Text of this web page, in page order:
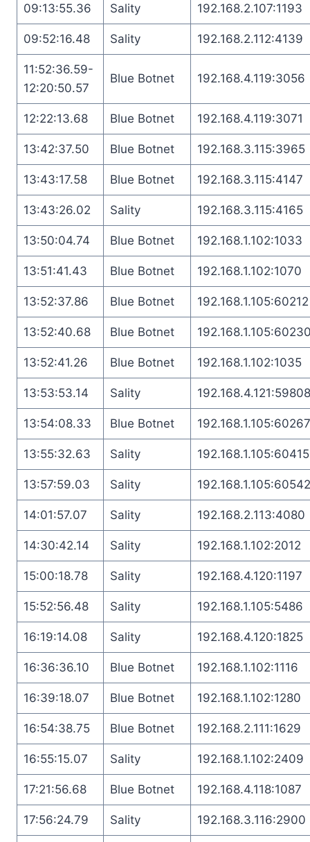
09:13:55.36 Sality 192.168.2.107:1193
09:52:16.48 Sality 192.168.2.112:4139
11:52:36.59-
12:20:50.57
Blue Botnet 192.168.4.119:3056
12:22:13.68 Blue Botnet 192.168.4.119:3071
13:42:37.50 Blue Botnet 192.168.3.115:3965
13:43:17.58 Blue Botnet 192.168.3.115:4147
13:43:26.02 Sality 192.168.3.115:4165
13:50:04.74 Blue Botnet 192.168.1.102:1033
13:51:41.43 Blue Botnet 192.168.1.102:1070
13:52:37.86 Blue Botnet 192.168.1.105:60212
13:52:40.68 Blue Botnet
13:52:41.26 Blue Botnet 192.168.1.102:1035
13:53:53.14 Sality 192.168.4.121:59808
13:54:08.33 Blue Botnet 192.168.1.105:60267
13:55:32.63 Sality 192.168.1.105:60415
13:57:59.03 Sality 192.168.1.105:60542
14:01:57.07 Sality 192.168.2.113:4080
14:30:42.14 Sality 192.168.1.102:2012
15:00:18.78 Sality 192.168.4.120:1197
15:52:56.48 Sality 192.168.1.105:5486
16:19:14.08 Sality 192.168.4.120:1825
16:36:36.10 Blue Botnet 192.168.1.102:1116
16:39:18.07 Blue Botnet 192.168.1.102:1280
16:54:38.75 Blue Botnet 192.168.2.111:1629
16:55:15.07 Sality 192.168.1.102:2409
17:21:56.68 Blue Botnet 192.168.4.118:1087
17:56:24.79 Sality 192.168.3.116:2900